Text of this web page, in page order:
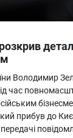
Володимир
час
прибув до